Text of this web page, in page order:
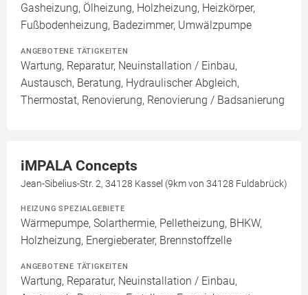
Gasheizung, Ölheizung, Holzheizung, Heizkörper,
Fußbodenheizung, Badezimmer, Umwälzpumpe
ANGEBOTENE TÄTIGKEITEN
Wartung, Reparatur, Neuinstallation / Einbau,
Austausch, Beratung, Hydraulischer Abgleich,
Thermostat, Renovierung, Renovierung / Badsanierung
iMPALA Concepts
Jean-Sibelius-Str. 2, 34128 Kassel (9km von 34128 Fuldabrück)
HEIZUNG SPEZIALGEBIETE
Wärmepumpe, Solarthermie, Pelletheizung, BHKW,
Holzheizung, Energieberater, Brennstoffzelle
ANGEBOTENE TÄTIGKEITEN
Wartung, Reparatur, Neuinstallation / Einbau,